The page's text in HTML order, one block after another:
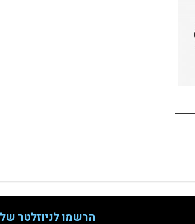
הרשמו לניוזלטר של Offpiste